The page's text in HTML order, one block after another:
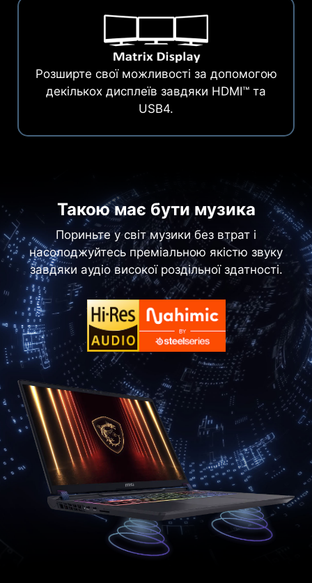
Розширте свої можливості за допомогою
декількох дисплеїв завдяки HDMI™ та
USB4.
Такою має бути музика
Пориньте у світ музики без втрат і
насолоджуйтесь преміальною якістю звуку
завдяки аудіо високої роздільної здатності.